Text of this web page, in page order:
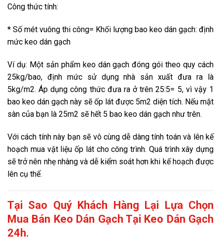
Công thức tính:
* Số mét vuông thi công= Khối lượng bao keo dán gạch: định
mức keo dán gạch
Ví dụ: Một sản phẩm keo dán gạch đóng gói theo quy cách
25kg/bao, định mức sử dụng nhà sản xuất đưa ra là
5kg/m2. Áp dụng công thức đưa ra ở trên 25:5= 5, vì vậy 1
bao keo dán gạch này sẽ ốp lát được 5m2 diện tích. Nếu mặt
sàn của bạn là 25m2 sẽ hết 5 bao keo dán gạch như trên.
Với cách tính này bạn sẽ vô cùng dễ dàng tính toán và lên kế
hoạch mua vật liệu ốp lát cho công trình. Quá trình xây dựng
sẽ trở nên nhẹ nhàng và dễ kiểm soát hơn khi kế hoạch được
lên cụ thể.
Tại Sao Quý Khách Hàng Lại Lựa Chọn
Mua Bán Keo Dán Gạch Tại Keo Dán Gạch
24h.